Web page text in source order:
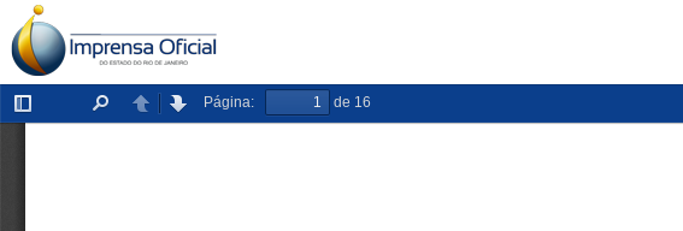
Exibir/ocultar
painel
LocalizarAnteriorPróxima
Página: de 16